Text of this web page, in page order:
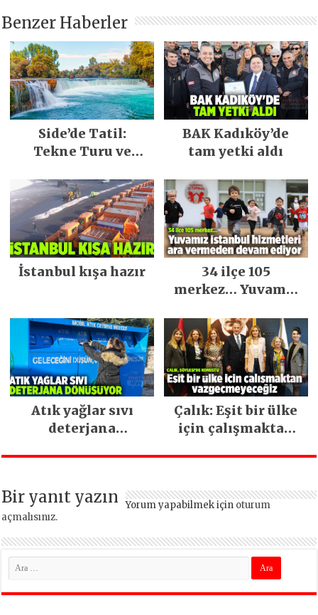
Benzer Haberler
Side’de Tatil:
Tekne Turu ve
BAK Kadıköy’de
tam yetki aldı
İstanbul kışa hazır
34 ilçe 105
merkez… Yuvamız
ara vermeden
devam ediyor
Atık yağlar sıvı
deterjana
Çalık: Eşit bir ülke
için çalışmaktan
Bir yanıt yazın Yorum yapabilmek için oturum
açmalısınız.